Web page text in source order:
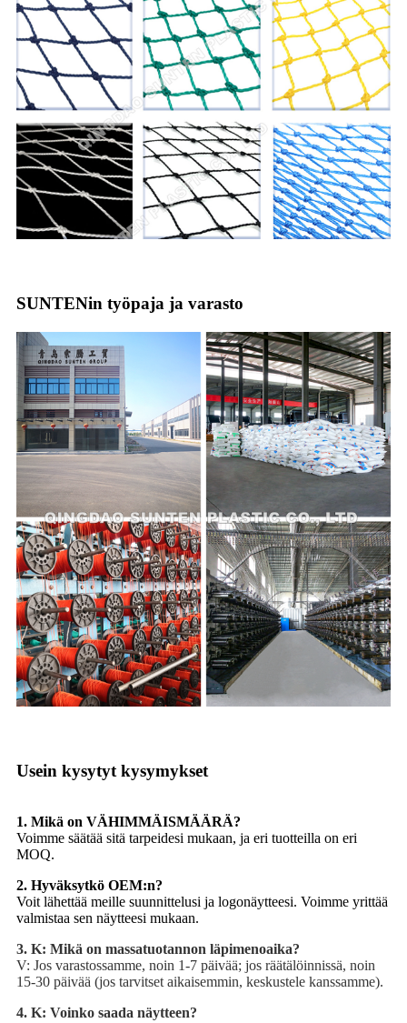
SUNTENin työpaja ja varasto
Usein kysytyt kysymykset
1. Mikä on VÄHIMMÄISMÄÄRÄ?
Voimme säätää sitä tarpeidesi mukaan, ja eri tuotteilla on eri
MOQ.
2. Hyväksytkö OEM:n?
Voit lähettää meille suunnittelusi ja logonäytteesi. Voimme yrittää
valmistaa sen näytteesi mukaan.
3. K: Mikä on massatuotannon läpimenoaika?
V: Jos varastossamme, noin 1-7 päivää; jos räätälöinnissä, noin
15-30 päivää (jos tarvitset aikaisemmin, keskustele kanssamme).
4. K: Voinko saada näytteen?